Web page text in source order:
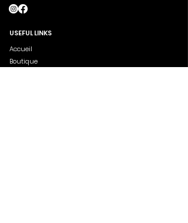
USEFUL LINKS
Accueil
Boutique